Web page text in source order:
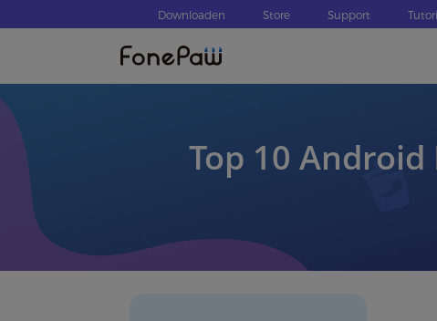
Downloaden Store Support
Top 10